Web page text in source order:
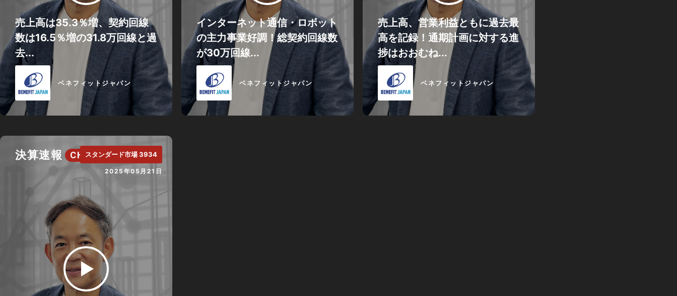
ベネフィットジャパン
売上高は35.3％増、契約回線
数は16.5％増の31.8万回線と過
去...
ベネフィットジャパン
インターネット通信・ロボット
の主力事業好調！総契約回線数
が30万回線...
ベネフィットジャパン
売上高、営業利益ともに過去最
高を記録！通期計画に対する進
捗はおおむね...
決算速報 CH.スタンダード市場 3934
2025年05月21日